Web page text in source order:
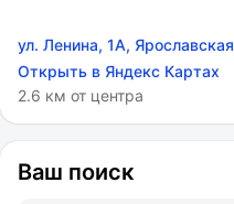
ул. Ленина, 1А, Ярославская
Открыть в Яндекс Картах
2.6 км от центра
Ваш поиск